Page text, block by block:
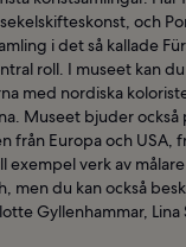
och
i det så kallade
roll. I museet kan
med nordiska
Museet bjuder också
från Europa och USA,
exempel verk av
men du kan också
Gyllenhammar, Lina